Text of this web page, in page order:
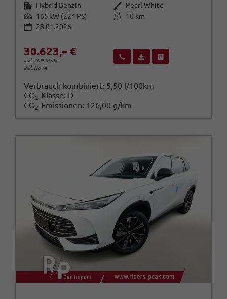
Kraftstoff Hybrid Benzin Außenfarbe Pearl White
Leistung 165 kW (224 PS) Kilometerstand
10 km
28.01.2026
30.623,– €
inkl. 20% MwSt.
inkl. NoVA
Wir rufen Sie anFahrzeugexposé (PDF)
Verbrauch kombiniert: 5,50 l/100km
CO2-Klasse: D
CO2-Emissionen: 126,00 g/km